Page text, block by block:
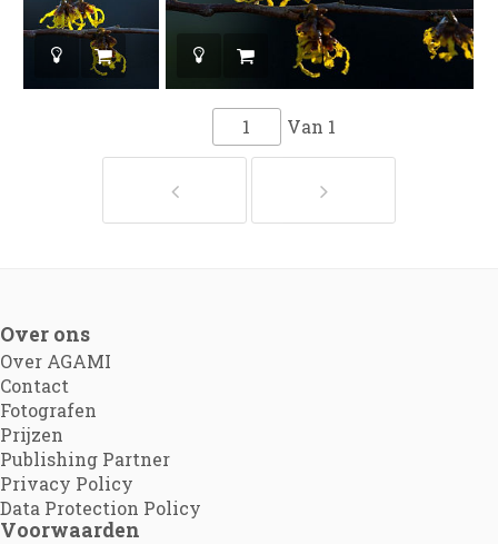
Van 1
Over ons
Over AGAMI
Contact
Fotografen
Prijzen
Publishing Partner
Privacy Policy
Data Protection Policy
Voorwaarden